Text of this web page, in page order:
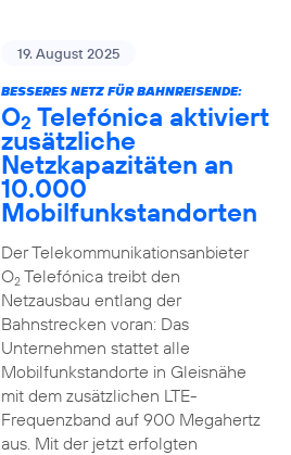
19. August 2025
BESSERES NETZ FÜR BAHNREISENDE:
O2 Telefónica aktiviert
zusätzliche
Netzkapazitäten an
10.000
Mobilfunkstandorten
Der Telekommunikationsanbieter
O2Telefónica treibt den
Netzausbau entlang der
Bahnstrecken voran: Das
Unternehmen stattet alle
Mobilfunkstandorte in Gleisnähe
mit dem zusätzlichen LTE-
Frequenzband auf 900 Megahertz
aus. Mit der jetzt erfolgten